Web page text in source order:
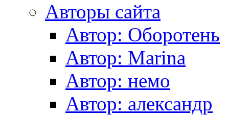
Авторы сайта
Автор: Оборотень
Автор: Marina
Автор: немo
Автор: александр